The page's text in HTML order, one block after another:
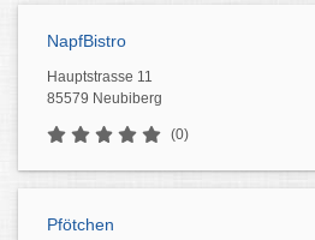
NapfBistro
Hauptstrasse 11
85579 Neubiberg
(0)
Pfötchen